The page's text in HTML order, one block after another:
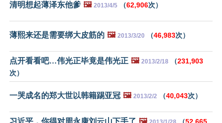
清明想起薄泽东他爹 🖼️ 2013/4/5 （62,906次）
薄熙来还是需要绑大皮筋的 🖼️ 2013/3/20 （46,983次）
点开看看吧…伟光正毕竟是伟光正 🖼️ 2013/2/18 （231,903
次）
一哭成名的郑大世以韩籍踢亚冠 🖼️ 2013/2/2 （40,043次）
习近平，你得对周永康刘云山下手了 🖼️ （52,665